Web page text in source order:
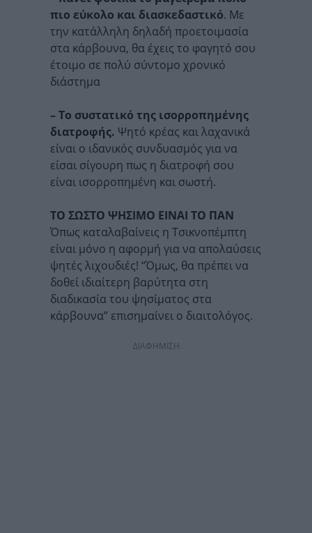
πιο εύκολο και διασκεδαστικό. Με
την κατάλληλη δηλαδή προετοιμασία
στα κάρβουνα, θα έχεις το φαγητό σου
έτοιμο σε πολύ σύντομο χρονικό
διάστημα
– Το συστατικό της ισορροπημένης
διατροφής. Ψητό κρέας και λαχανικά
είναι ο ιδανικός συνδυασμός για να
είσαι σίγουρη πως η διατροφή σου
είναι ισορροπημένη και σωστή.
TΟ ΣΩΣΤΟ ΨΗΣΙΜΟ ΕΙΝΑΙ ΤΟ ΠΑΝ
Όπως καταλαβαίνεις η Τσικνοπέμπτη
είναι μόνο η αφορμή για να απολαύσεις
ψητές λιχουδιές! “Όμως, θα πρέπει να
δοθεί ιδιαίτερη βαρύτητα στη
διαδικασία του ψησίματος στα
κάρβουνα” επισημαίνει ο διαιτολόγος.
ΔΙΑΦΗΜΙΣΗ